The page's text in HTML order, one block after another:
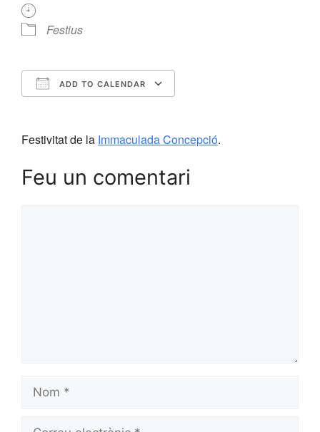
Festius
ADD TO CALENDAR
Festivitat de la Immaculada Concepció.
Feu un comentari